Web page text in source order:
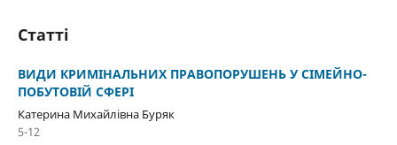
Статті
ВИДИ КРИМІНАЛЬНИХ ПРАВОПОРУШЕНЬ У СІМЕЙНО-
ПОБУТОВІЙ СФЕРІ
Катерина Михайлівна Буряк
5-12